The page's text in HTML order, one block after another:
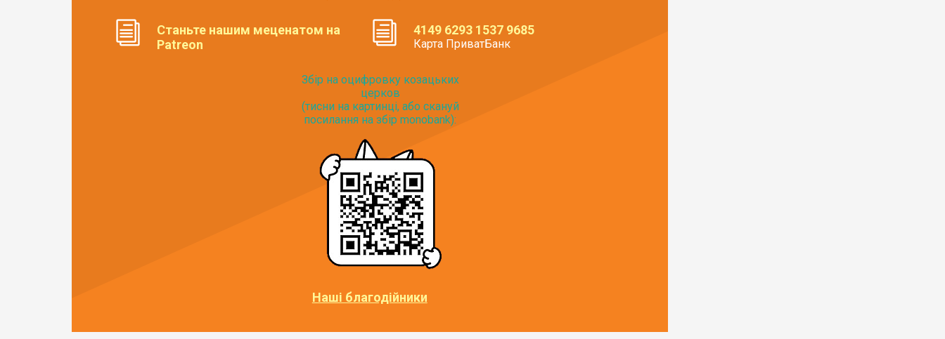
Станьте нашим меценатом на
Patreon
4149 6293 1537 9685
Карта ПриватБанк
Збір на оцифровку козацьких
церков
(тисни на картинці, або скануй
посилання на збір monobank):
Наші благодійники